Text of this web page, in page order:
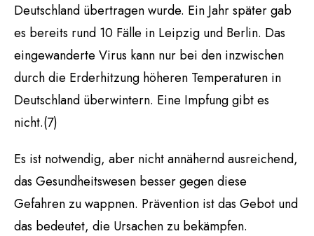
Deutschland übertragen wurde. Ein Jahr später gab
es bereits rund 10 Fälle in Leipzig und Berlin. Das
eingewanderte Virus kann nur bei den inzwischen
durch die Erderhitzung höheren Temperaturen in
Deutschland überwintern. Eine Impfung gibt es
nicht.(7)
Es ist notwendig, aber nicht annähernd ausreichend,
das Gesundheitswesen besser gegen diese
Gefahren zu wappnen. Prävention ist das Gebot und
das bedeutet, die Ursachen zu bekämpfen.